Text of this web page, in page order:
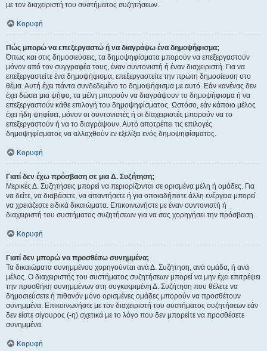
με τον διαχειριστή του συστήματος συζητήσεων.
Κορυφή
Πώς μπορώ να επεξεργαστώ ή να διαγράψω ένα δημοψήφισμα;
Όπως και στις δημοσιεύσεις, τα δημοψηφίσματα μπορούν να επεξεργαστούν
μόνον από τον συγγραφέα τους, έναν συντονιστή ή έναν διαχειριστή. Για να
επεξεργαστείτε ένα δημοψήφισμα, επεξεργαστείτε την πρώτη δημοσίευση στο
θέμα. Αυτή έχει πάντα συνδεδεμένο το δημοψήφισμα με αυτό. Εάν κανένας δεν
έχει δώσει μια ψήφο, τα μέλη μπορούν να διαγράψουν το δημοψήφισμα ή να
επεξεργαστούν κάθε επιλογή του δημοψηφίσματος. Ωστόσο, εάν κάποιο μέλος
έχει ήδη ψηφίσει, μόνον οι συντονιστές ή οι διαχειριστές μπορούν να το
επεξεργαστούν ή να το διαγράψουν. Αυτό αποτρέπει τις επιλογές
δημοψηφίσματος να αλλαχθούν εν εξελίξει ενός δημοψηφίσματος.
Κορυφή
Γιατί δεν έχω πρόσβαση σε μια Δ. Συζήτηση;
Μερικές Δ. Συζητήσεις μπορεί να περιορίζονται σε ορισμένα μέλη ή ομάδες. Για
να δείτε, να διαβάσετε, να απαντήσετε ή για οποιαδήποτε άλλη ενέργεια μπορεί
να χρειάζεστε ειδικά δικαιώματα. Επικοινωνήστε με έναν συντονιστή ή
διαχειριστή του συστήματος συζητήσεων για να σας χορηγήσει την πρόσβαση.
Κορυφή
Γιατί δεν μπορώ να προσθέσω συνημμένα;
Τα δικαιώματα συνημμένου χορηγούνται ανά Δ. Συζήτηση, ανά ομάδα, ή ανά
μέλος. Ο διαχειριστής του συστήματος συζητήσεων μπορεί να μην έχει επιτρέψει
την προσθήκη συνημμένων στη συγκεκριμένη Δ. Συζήτηση που θέλετε να
δημοσιεύσετε ή πιθανόν μόνο ορισμένες ομάδες μπορούν να προσθέτουν
συνημμένα. Επικοινωνήστε με τον διαχειριστή του συστήματος συζητήσεων εάν
δεν είστε σίγουρος (-η) σχετικά με το λόγο που δεν μπορείτε να προσθέσετε
συνημμένα.
Κορυφή